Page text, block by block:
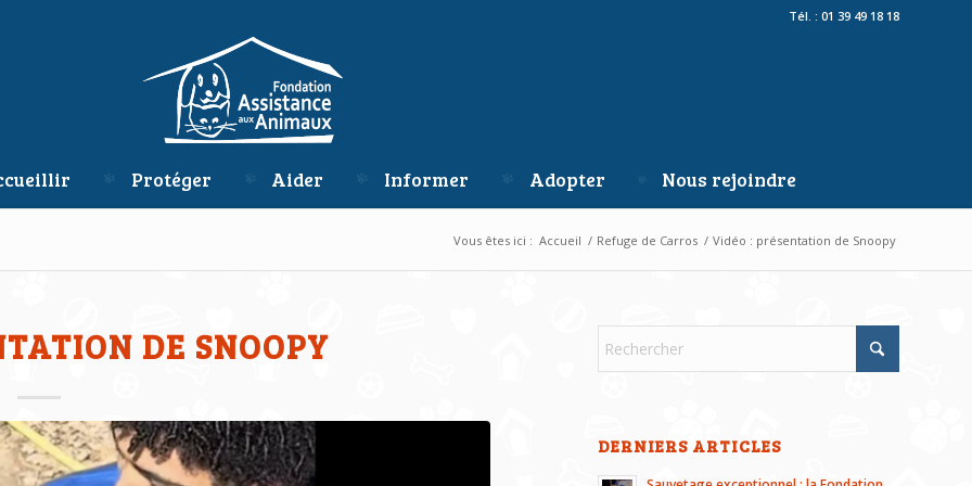
Tél. : 01 39 49 18 18
Protéger Aider Informer Adopter Nous rejoindre
Vous êtes ici : Accueil / Refuge de Carros / Vidéo : présentation de Snoopy
DE SNOOPY
DERNIERS ARTICLES